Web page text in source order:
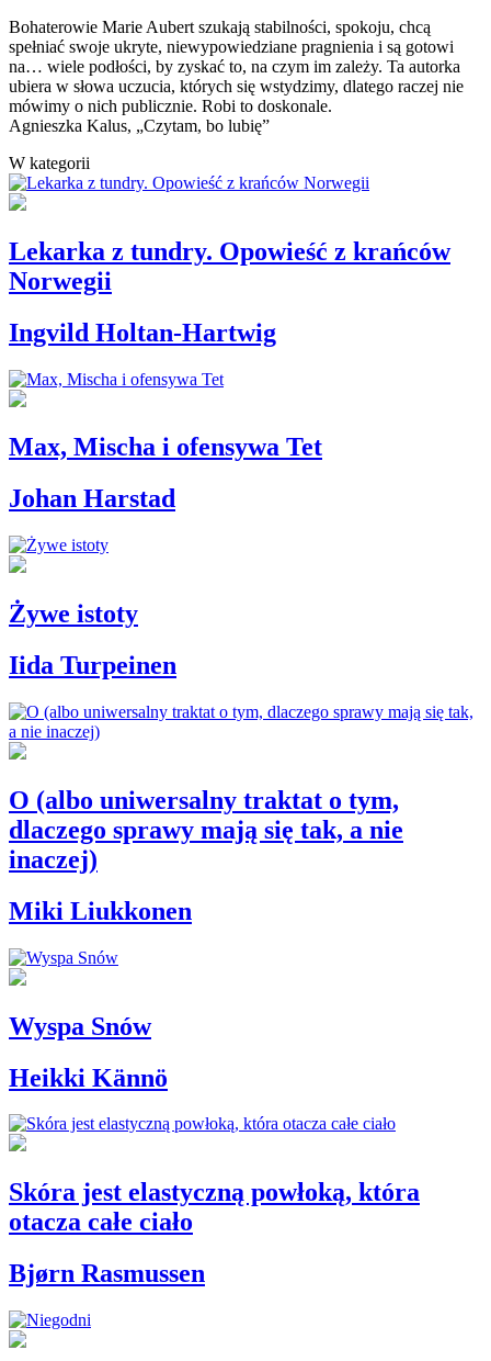
Bohaterowie Marie Aubert szukają stabilności, spokoju, chcą
spełniać swoje ukryte, niewypowiedziane pragnienia i są gotowi
na… wiele podłości, by zyskać to, na czym im zależy. Ta autorka
ubiera w słowa uczucia, których się wstydzimy, dlatego raczej nie
mówimy o nich publicznie. Robi to doskonale.
Agnieszka Kalus, „Czytam, bo lubię”
W kategorii
Lekarka z tundry. Opowieść z krańców
Norwegii
Ingvild Holtan-Hartwig
Max, Mischa i ofensywa Tet
Johan Harstad
Żywe istoty
Iida Turpeinen
O (albo uniwersalny traktat o tym,
dlaczego sprawy mają się tak, a nie
inaczej)
Miki Liukkonen
Wyspa Snów
Heikki Kännö
Skóra jest elastyczną powłoką, która
otacza całe ciało
Bjørn Rasmussen